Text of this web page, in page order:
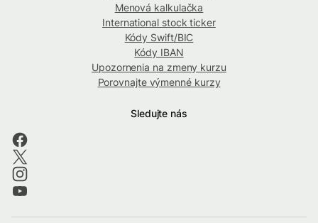
Menová kalkulačka
International stock ticker
Kódy Swift/BIC
Kódy IBAN
Upozornenia na zmeny kurzu
Porovnajte výmenné kurzy
Sledujte nás